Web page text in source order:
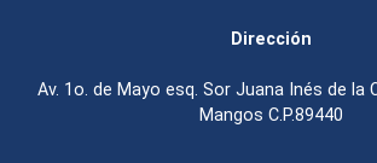
Dirección
Av. 1o. de Mayo esq. Sor Juana Inés de la
Mangos C.P.89440